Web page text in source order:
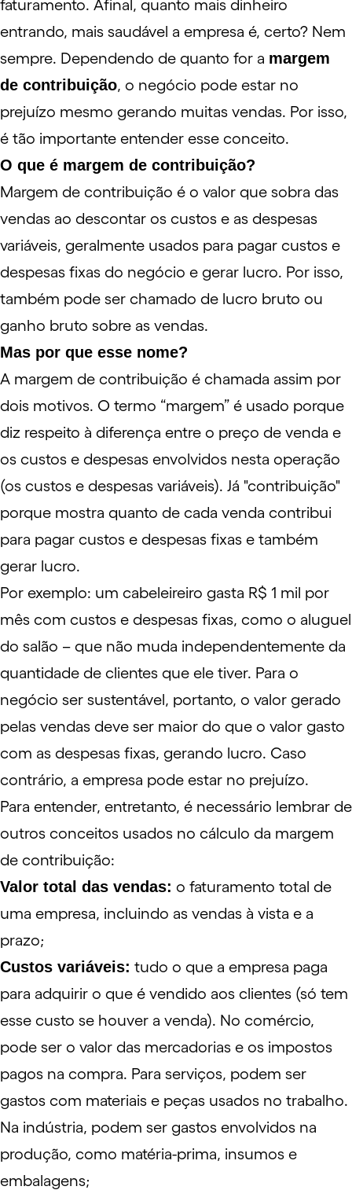
faturamento. Afinal, quanto mais dinheiro
entrando, mais saudável a empresa é, certo? Nem
sempre. Dependendo de quanto for a margem
de contribuição, o negócio pode estar no
prejuízo mesmo gerando muitas vendas. Por isso,
é tão importante entender esse conceito.
O que é margem de contribuição?
Margem de contribuição é o valor que sobra das
vendas ao descontar os custos e as despesas
variáveis, geralmente usados para pagar custos e
despesas fixas do negócio e gerar lucro. Por isso,
também pode ser chamado de lucro bruto ou
ganho bruto sobre as vendas.
Mas por que esse nome?
A margem de contribuição é chamada assim por
dois motivos. O termo “margem” é usado porque
diz respeito à diferença entre o preço de venda e
os custos e despesas envolvidos nesta operação
(os custos e despesas variáveis). Já "contribuição"
porque mostra quanto de cada venda contribui
para pagar custos e despesas fixas e também
gerar lucro.
Por exemplo: um cabeleireiro gasta R$ 1 mil por
mês com custos e despesas fixas, como o aluguel
do salão – que não muda independentemente da
quantidade de clientes que ele tiver. Para o
negócio ser sustentável, portanto, o valor gerado
pelas vendas deve ser maior do que o valor gasto
com as despesas fixas, gerando lucro. Caso
contrário, a empresa pode estar no prejuízo.
Para entender, entretanto, é necessário lembrar de
outros conceitos usados no cálculo da margem
de contribuição:
Valor total das vendas: o faturamento total de
uma empresa, incluindo as vendas à vista e a
prazo;
Custos variáveis: tudo o que a empresa paga
para adquirir o que é vendido aos clientes (só tem
esse custo se houver a venda). No comércio,
pode ser o valor das mercadorias e os impostos
pagos na compra. Para serviços, podem ser
gastos com materiais e peças usados no trabalho.
Na indústria, podem ser gastos envolvidos na
produção, como matéria-prima, insumos e
embalagens;